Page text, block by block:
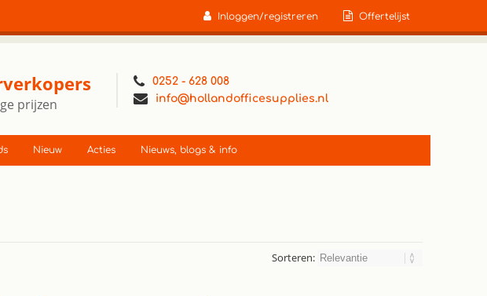
Inloggen/registreren Offertelijst
0252 - 628 008
info@hollandofficesupplies.nl
prijzen
Nieuw Acties Nieuws, blogs & info
Sorteren: